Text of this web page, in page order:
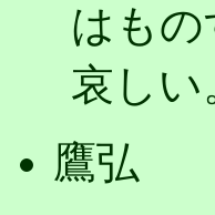
はも
哀しい
鷹弘